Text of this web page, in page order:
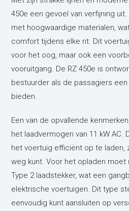
450e een gevoel van verfijning
met hoogwaardige materialen,
comfort tijdens elke rit. Dit
voor het oog, maar ook een
vooruitgang. De RZ 450e is
bestuurder als de passagiers
bieden.
Een van de opvallende
het laadvermogen van 11 kW AC.
het voertuig efficiënt op te laden,
weg kunt. Voor het opladen moet
Type 2 laadstekker, wat een
elektrische voertuigen. Dit type
eenvoudig kunt aansluiten op